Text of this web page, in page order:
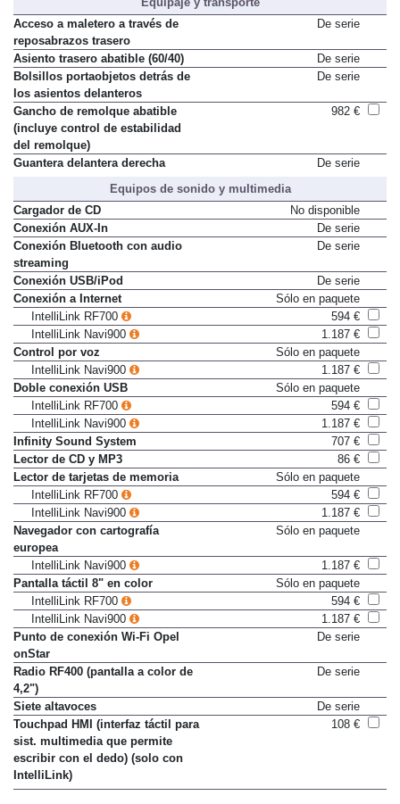
Equipaje y transporte
Acceso a maletero a través de
reposabrazos trasero
Asiento trasero abatible (60/40)
De serie
Bolsillos portaobjetos detrás de
los asientos delanteros
Gancho de remolque abatible
(incluye control de estabilidad
del remolque)
Equipos de sonido y multimedia
Cargador de CD
No disponible
Conexión AUX-In
De serie
Conexión Bluetooth con audio
streaming
Conexión USB/iPod
De serie
Conexión a Internet
Sólo en paquete
IntelliLink RF700
594 €
IntelliLink Navi900
1.187 €
Control por voz
Sólo en paquete
IntelliLink Navi900
1.187 €
Doble conexión USB
Sólo en paquete
IntelliLink RF700
594 €
IntelliLink Navi900
1.187 €
Infinity Sound System
707 €
Lector de CD y MP3
86 €
Lector de tarjetas de memoria
Sólo en paquete
IntelliLink RF700
594 €
IntelliLink Navi900
1.187 €
Navegador con cartografía
europea
IntelliLink Navi900
1.187 €
Pantalla táctil 8" en color
Sólo en paquete
IntelliLink RF700
594 €
IntelliLink Navi900
1.187 €
Punto de conexión Wi-Fi Opel
onStar
Radio RF400 (pantalla a color de
4,2")
Siete altavoces
De serie
Touchpad HMI (interfaz táctil para
sist. multimedia que permite
escribir con el dedo) (solo con
IntelliLink)